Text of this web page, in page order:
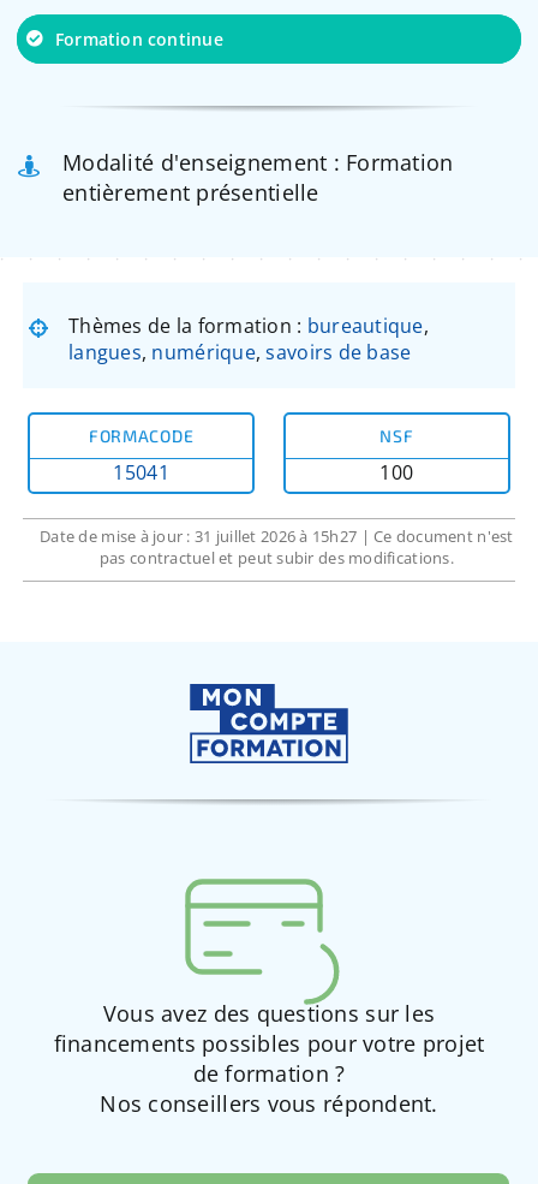
Formation continue
Modalité d'enseignement : Formation
entièrement présentielle
Thèmes de la formation : bureautique,
langues, numérique,savoirs de base
FORMACODE
15041
NSF
100
Date de mise à jour : 31 juillet 2026 à 15h27 | Ce document n'est
pas contractuel et peut subir des modifications.
Vous avez des questions sur les
financements possibles pour votre projet
de formation ?
Nos conseillers vous répondent.